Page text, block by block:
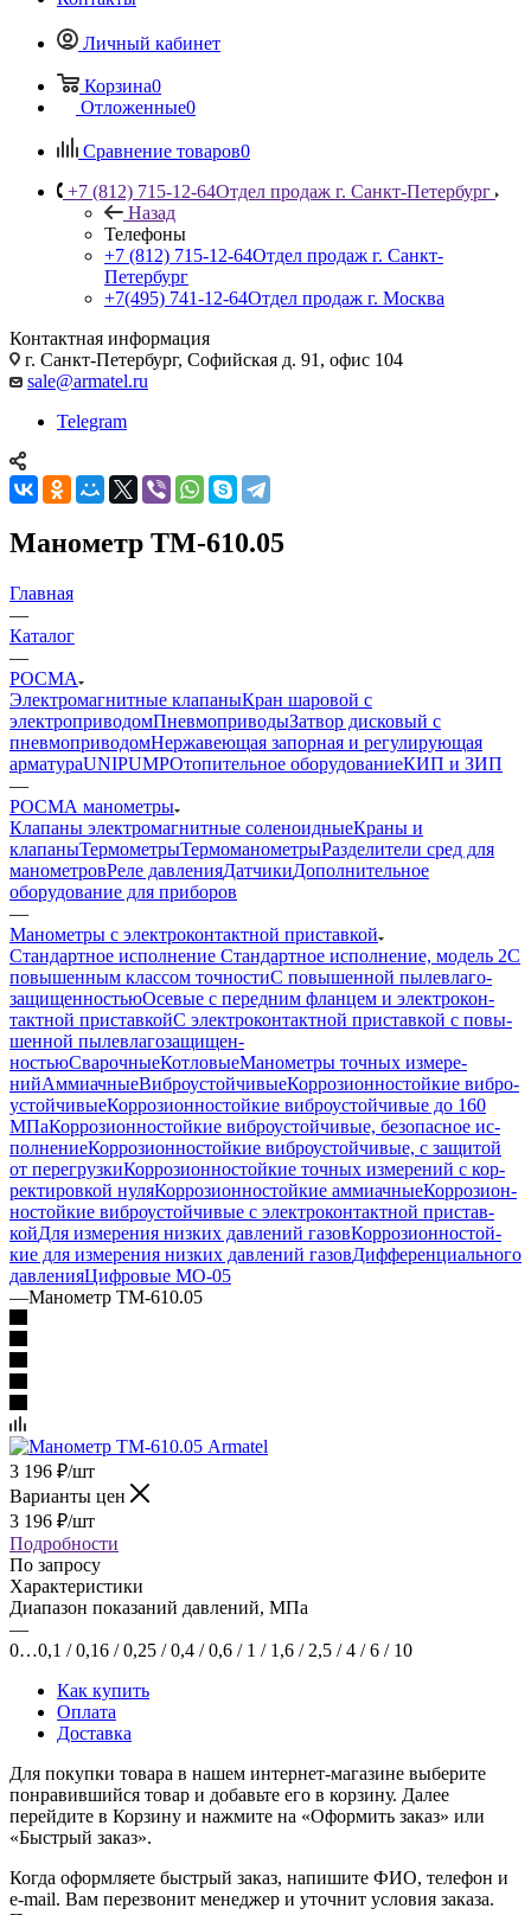
Личный кабинет
Корзина0
Отложенные0
Сравнение товаров0
+7 (812) 715-12-64Отдел продаж г. Санкт-Петербург
Назад
Телефоны
+7 (812) 715-12-64Отдел продаж г. Санкт-
Петербург
+7(495) 741-12-64Отдел продаж г. Москва
Контактная информация
г. Санкт-Петербург, Софийская д. 91, офис 104
sale@armatel.ru
Telegram
Манометр ТМ-610.05
Главная
—
Каталог
—
РОСМА
Электромагнитные клапаныКран шаровой с
электроприводомПневмоприводыЗатвор дисковый с
пневмоприводомНержавеющая запорная и регулирующая
арматураUNIPUMPОтопительное оборудованиеКИП и ЗИП
—
РОСМА манометры
Клапаны электромагнитные соленоидныеКраны и
клапаныТермометрыТермоманометрыРазделители сред для
манометровРеле давленияДатчикиДополнительное
оборудование для приборов
—
Манометры с элек­тро­кон­такт­ной при­став­кой
Стандартное исполнение Стандартное исполнение, модель 2С
по­вы­шен­ным клас­сом точностиС по­вы­шен­ной пы­ле­вла­го­
защи­щен­ностьюОсе­вые с пе­ред­ним флан­цем и элек­тро­кон­
такт­ной приставкойС элек­тро­контакт­ной при­став­кой с по­вы­
шен­ной пыле­вла­го­за­щи­щен­
ностьюСварочныеКотловыеМанометры точ­ных изме­ре­
нийАммиачныеВиб­ро­ус­той­чи­выеКор­ро­зи­он­но­стой­кие виб­ро­
ус­той­чи­выеКор­ро­зи­он­но­стой­кие виб­ро­ус­той­чи­вые до 160
МПаКор­ро­зи­он­но­стой­кие виб­ро­ус­той­чи­вые, бе­зо­пас­ное ис­
пол­не­ниеКор­ро­зи­он­но­стой­кие виб­ро­ус­той­чи­вые, с за­щи­той
от пе­ре­груз­киКор­ро­зи­он­но­стой­кие точ­ных изме­ре­ний с кор­
рек­ти­ров­кой нуляКор­ро­зи­он­но­стой­кие ам­ми­ач­ныеКор­ро­зи­он­
но­стой­кие виб­ро­ус­той­чи­вые с элек­тро­кон­такт­ной при­став­
койДля изме­ре­ния низ­ких дав­ле­ний га­зовКор­ро­зи­он­но­стой­
кие для изме­ре­ния низ­ких дав­ле­ний га­зовДиф­фе­рен­ци­аль­но­го
дав­ле­нияЦиф­ро­вые МО-05
—Манометр ТМ-610.05
3 196 ₽/шт
Варианты цен
3 196 ₽/шт
Подробности
По запросу
Характеристики
Диапазон показаний давлений, МПа
—
0…0,1 / 0,16 / 0,25 / 0,4 / 0,6 / 1 / 1,6 / 2,5 / 4 / 6 / 10
Как купить
Оплата
Доставка
Для покупки товара в нашем интернет-магазине выберите
понравившийся товар и добавьте его в корзину. Далее
перейдите в Корзину и нажмите на «Оформить заказ» или
«Быстрый заказ».
Когда оформляете быстрый заказ, напишите ФИО, телефон и
e-mail. Вам перезвонит менеджер и уточнит условия заказа.